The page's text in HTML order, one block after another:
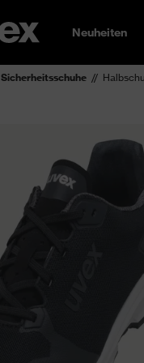
Neuheiten
Sicherheitsschuhe